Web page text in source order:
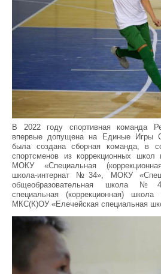
В 2022 году спортивная команда
впервые допущена на Единые Игры
была создана сборная команда, в
спортсменов из коррекционных школ
МОКУ «Специальная
школа-интернат №34», МОКУ
общеобразовательная школа
специальная (коррекционная)
МКС(К)ОУ «Елечейская специальная